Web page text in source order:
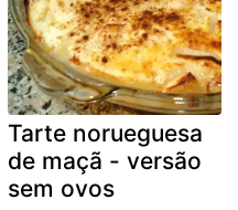
Tarte norueguesa
de maçã - versão
sem ovos